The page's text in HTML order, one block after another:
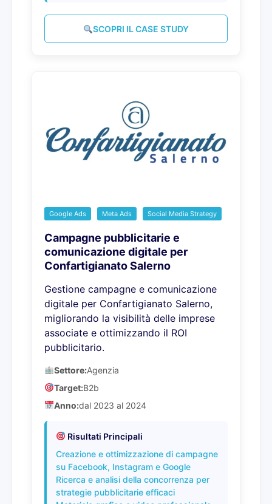
SCOPRI IL CASE STUDY
Google Ads Meta Ads Social Media Strategy
Campagne pubblicitarie e
comunicazione digitale per
Confartigianato Salerno
Gestione campagne e comunicazione
digitale per Confartigianato Salerno,
migliorando la visibilità delle imprese
associate e ottimizzando il ROI
pubblicitario.
Settore:Agenzia
Target:B2b
Anno:dal 2023 al 2024
Risultati Principali
Creazione e ottimizzazione di campagne
su Facebook, Instagram e Google
Ricerca e analisi della concorrenza per
strategie pubblicitarie efficaci